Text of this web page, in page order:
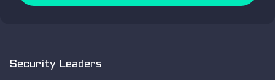
Security Leaders